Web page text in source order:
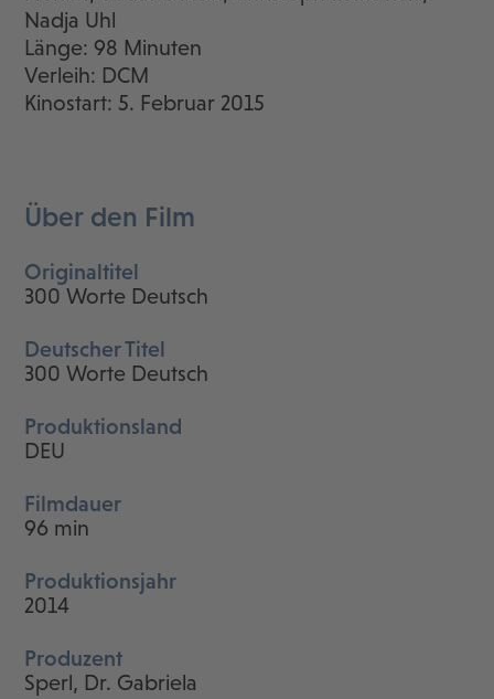
Nadja Uhl
Länge: 98 Minuten
Verleih: DCM
Kinostart: 5. Februar 2015
Über den Film
Originaltitel
300 Worte Deutsch
Deutscher Titel
300 Worte Deutsch
Produktionsland
DEU
Filmdauer
96 min
Produktionsjahr
2014
Produzent
Sperl, Dr. Gabriela